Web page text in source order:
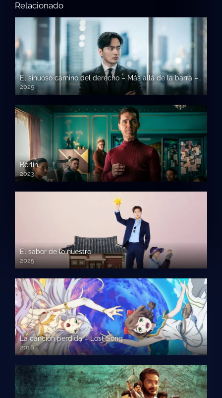
Relacionado
El sinuoso camino del derecho – Más allá de la barra – Beyond The Bar
2025
Berlín
2023
El sabor de lo nuestro
2025
La canción perdida – Lost Song
2018